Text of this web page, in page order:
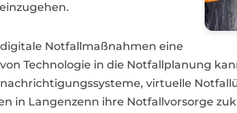
Notfallmaßnahmen eine
Technologie in die Notfallplanung
virtuelle
in Langenzenn ihre Notfallvorsorge